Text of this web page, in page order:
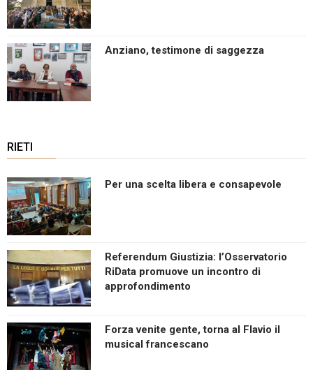
Anziano, testimone di saggezza
RIETI
Per una scelta libera e consapevole
Referendum Giustizia: l’Osservatorio
RiData promuove un incontro di
approfondimento
Forza venite gente, torna al Flavio il
musical francescano